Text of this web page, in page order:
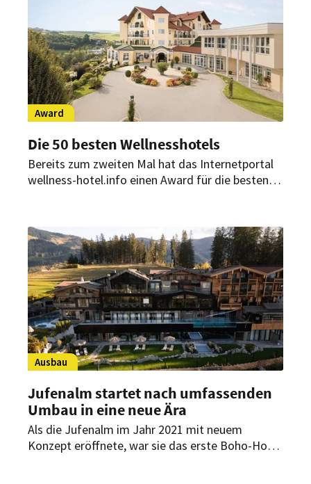
Award
Die 50 besten Wellnesshotels
Bereits zum zweiten Mal hat das Internetportal
wellness-hotel.info einen Award für die besten
der Alpenregion. Vier der insgesamt 50 Awards
gingen an Wellnesshotels in Bayern.
Ausbau
Jufenalm startet nach umfassenden
Umbau in eine neue Ära
Als die Jufenalm im Jahr 2021 mit neuem
Konzept eröffnete, war sie das erste Boho-Hotel